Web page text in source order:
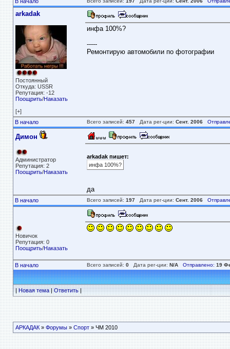
arkadak
Постоянный
Откуда: USSR
Репутация: -12
Поощрить/Наказать
[+]
инфа 100%?
-----
Ремонтирую автомобили по фотографии
В начало Всего записей: 457Дата рег-ции: Сент. 2006
Димон
Администратор
Репутация: 2
Поощрить/Наказать
arkadak пишет:
инфа 100%?
да
В начало Всего записей: 197Дата рег-ции: Сент. 2006
Новичок
Репутация: 0
Поощрить/Наказать
В начало Всего записей: 0Дата рег-ции: N/A Отправлено: 19
|Новая тема|Ответить|
АРКАДАК» Форумы» Спорт» ЧМ 2010